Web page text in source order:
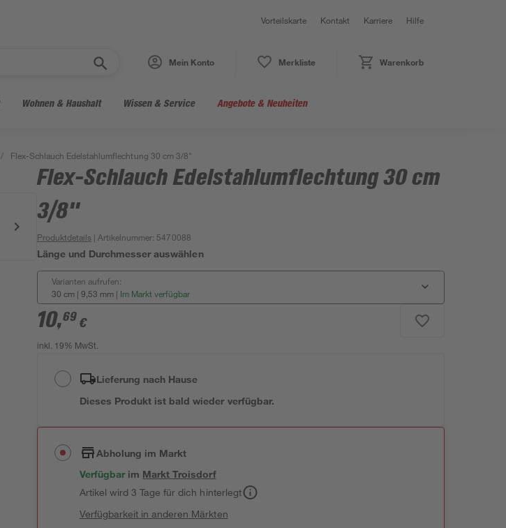
Vorteilskarte Kontakt Karriere Hilfe
Mein Konto Merkliste Warenkorb
Wohnen & Haushalt Wissen & Service Angebote & Neuheiten
/ Flex-Schlauch Edelstahlumflechtung 30 cm 3/8"
Flex-Schlauch Edelstahlumflechtung 30 cm
3/8"
Produktdetails | Artikelnummer: 5470088
Länge und Durchmesser auswählen
Varianten aufrufen:
30 cm | 9,53 mm | Im Markt verfügbar
10,69 €
inkl. 19% MwSt.
Lieferung nach Hause
Dieses Produkt ist bald wieder verfügbar.
Abholung im Markt
Verfügbar im MarktTroisdorf
Artikel wird 3 Tage für dich hinterlegt
Verfügbarkeit in anderen Märkten